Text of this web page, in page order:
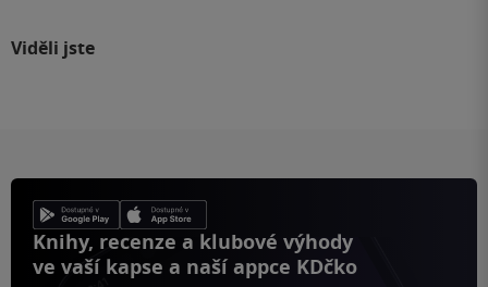
Viděli jste
Knihy, recenze a klubové výhody
ve vaší kapse a naší appce KDčko